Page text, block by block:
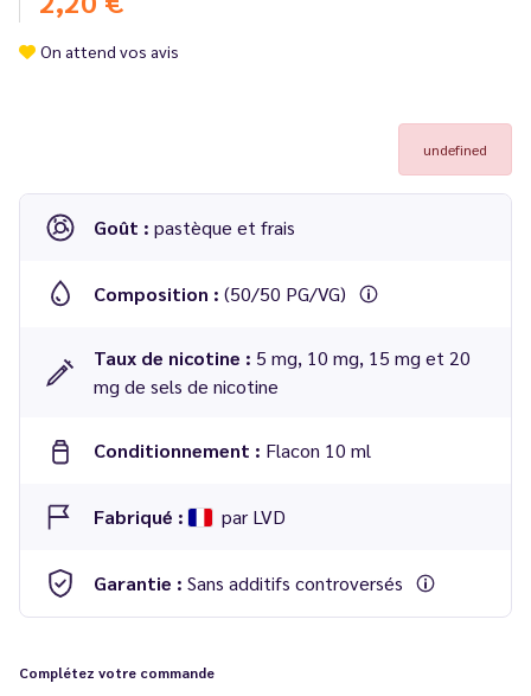
On attend vos avis
undefined
Goût : pastèque et frais
Composition : (50/50 PG/VG)
Taux de nicotine : 5 mg, 10 mg, 15 mg et 20
mg de sels de nicotine
Conditionnement : Flacon 10 ml
Fabriqué : par LVD
Garantie : Sans additifs controversés
eliquides Puff Attack.
Complétez votre commande